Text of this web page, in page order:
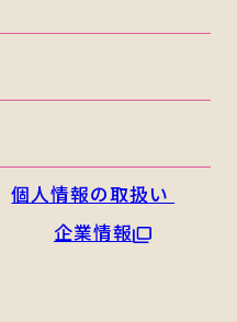
個人情報の取扱い
企業情報